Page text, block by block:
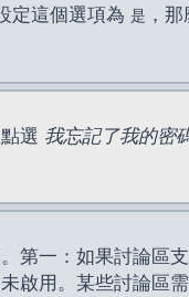
定這個選項為 是 ，
選 我忘記了我的密
一：如果討論區
啟用。某些討論區